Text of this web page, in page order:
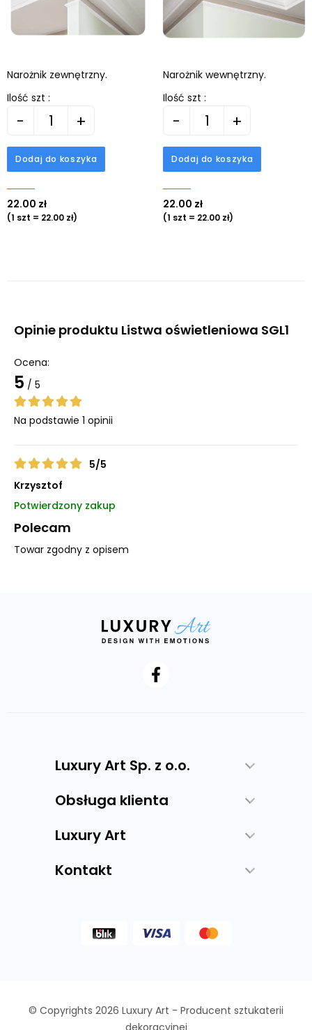
Narożnik zewnętrzny.
Ilość szt :
- +
Dodaj do koszyka
22.00 zł
(1 szt = 22.00 zł)
Narożnik wewnętrzny.
Ilość szt :
- +
Dodaj do koszyka
22.00 zł
(1 szt = 22.00 zł)
Opinie produktu Listwa oświetleniowa SGL1
Ocena:
5 / 5
Na podstawie 1 opinii
5/5
Krzysztof
Potwierdzony zakup
Polecam
Towar zgodny z opisem
Luxury Art Sp. z o.o.
Obsługa klienta
Luxury Art
Kontakt
© Copyrights 2026 Luxury Art - Producent sztukaterii